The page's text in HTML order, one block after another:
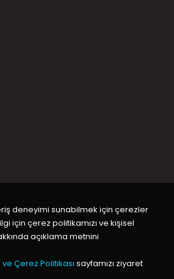
deneyimi sunabilmek için çerezler
için çerez politikamızı ve kişisel
açıklama metnini
ve Çerez Politikası sayfamızı ziyaret